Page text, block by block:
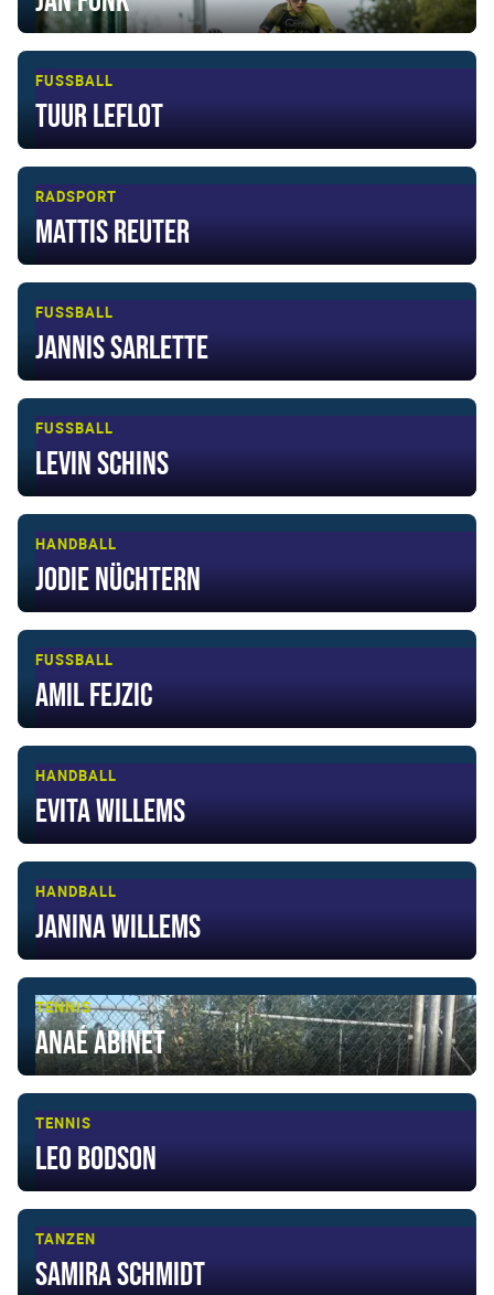
FUSSBALL
Tuur Leflot
RADSPORT
Mattis Reuter
FUSSBALL
Jannis Sarlette
FUSSBALL
Levin Schins
HANDBALL
Jodie Nüchtern
FUSSBALL
Amil Fejzic
HANDBALL
Evita Willems
HANDBALL
Janina Willems
TENNIS
Anaé Abinet
TENNIS
Leo Bodson
TANZEN
Samira Schmidt